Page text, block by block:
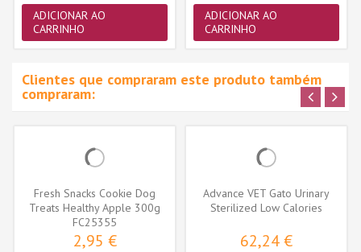
ADICIONAR AO
CARRINHO
ADICIONAR AO
CARRINHO
Clientes que compraram este produto também
compraram:
Fresh Snacks Cookie Dog
Treats Healthy Apple 300g
FC25355
2,95 €
Advance VET Gato Urinary
Sterilized Low Calories
62,24 €